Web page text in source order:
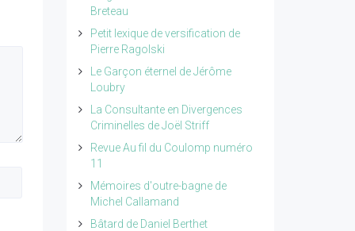
Breteau
Petit lexique de versification de
Pierre Ragolski
Le Garçon éternel de Jérôme
Loubry
La Consultante en Divergences
Criminelles de Joël Striff
Revue Au fil du Coulomp numéro
11
Mémoires d'outre-bagne de
Michel Callamand
Bâtard de Daniel Berthet